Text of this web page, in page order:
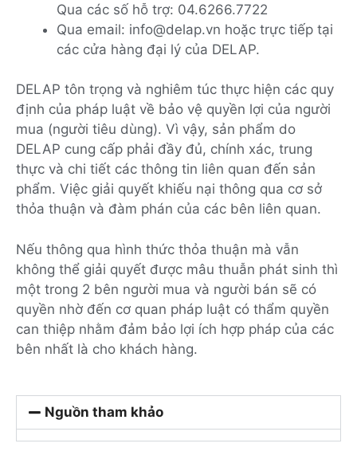
Qua các số hỗ trợ: 04.6266.7722
Qua email: info@delap.vn hoặc trực tiếp tại
các cửa hàng đại lý của DELAP.
DELAP tôn trọng và nghiêm túc thực hiện các quy
định của pháp luật về bảo vệ quyền lợi của người
mua (người tiêu dùng). Vì vậy, sản phẩm do
DELAP cung cấp phải đầy đủ, chính xác, trung
thực và chi tiết các thông tin liên quan đến sản
phẩm. Việc giải quyết khiếu nại thông qua cơ sở
thỏa thuận và đàm phán của các bên liên quan.
Nếu thông qua hình thức thỏa thuận mà vẫn
không thể giải quyết được mâu thuẫn phát sinh thì
một trong 2 bên người mua và người bán sẽ có
quyền nhờ đến cơ quan pháp luật có thẩm quyền
can thiệp nhằm đảm bảo lợi ích hợp pháp của các
bên nhất là cho khách hàng.
Nguồn tham khảo